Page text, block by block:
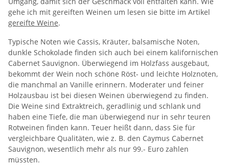
gehe ich mit gereiften Weinen um lesen sie bitte im Artikel
gereifte Weine.
Typische Noten wie Cassis, Kräuter, balsamische Noten,
dunkle Schokolade finden sich auch bei einem kalifornischen
Cabernet Sauvignon. Überwiegend im Holzfass ausgebaut,
bekommt der Wein noch schöne Röst- und leichte Holznoten,
die manchmal an Vanille erinnern. Moderater und feiner
Holzausbau ist bei diesen Weinen überwiegend zu finden.
Die Weine sind Extraktreich, geradlinig und schlank und
haben eine Tiefe, die man überwiegend nur in sehr teuren
Rotweinen finden kann. Teuer heißt dann, dass Sie für
vergleichbare Qualitäten, wie z. B. den Caymus Cabernet
Sauvignon, wesentlich mehr als nur 99.- Euro zahlen
müssten.